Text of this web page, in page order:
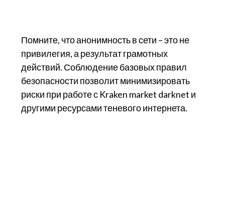
Помните, что анонимность в сети – это не
привилегия, а результат грамотных
действий. Соблюдение базовых правил
безопасности позволит минимизировать
риски при работе с Kraken market darknet и
другими ресурсами теневого интернета.